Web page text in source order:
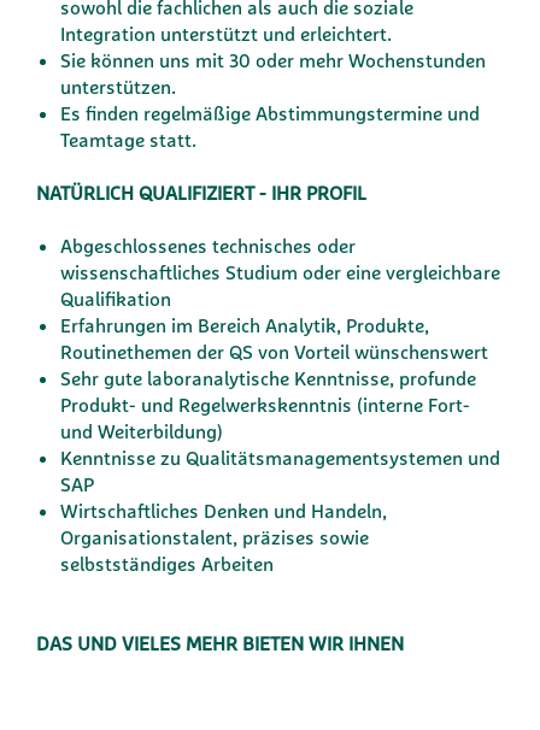
sowohl die fachlichen als auch die soziale
Integration unterstützt und erleichtert.
Sie können uns mit 30 oder mehr Wochenstunden
unterstützen.
Es finden regelmäßige Abstimmungstermine und
Teamtage statt.
NATÜRLICH QUALIFIZIERT - IHR PROFIL
Abgeschlossenes technisches oder
wissenschaftliches Studium oder eine vergleichbare
Qualifikation
Erfahrungen im Bereich Analytik, Produkte,
Routinethemen der QS von Vorteil wünschenswert
Sehr gute laboranalytische Kenntnisse, profunde
Produkt- und Regelwerkskenntnis (interne Fort-
und Weiterbildung)
Kenntnisse zu Qualitätsmanagementsystemen und
SAP
Wirtschaftliches Denken und Handeln,
Organisationstalent, präzises sowie
selbstständiges Arbeiten
DAS UND VIELES MEHR BIETEN WIR IHNEN